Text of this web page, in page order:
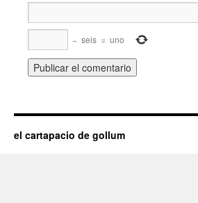
− seis = uno
el cartapacio de gollum